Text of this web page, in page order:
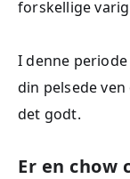
forskellige
I denne
din pelsede
det godt.
Er en